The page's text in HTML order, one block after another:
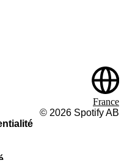
© 2026 Spotify AB
France